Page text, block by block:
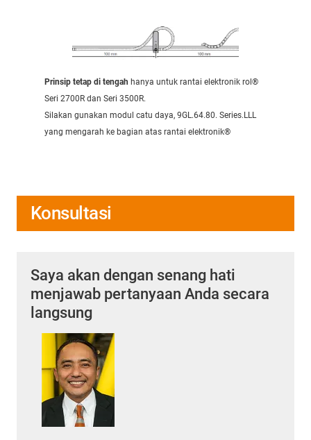
Prinsip tetap di tengah hanya untuk rantai elektronik rol®
Seri 2700R dan Seri 3500R.
Silakan gunakan modul catu daya, 9GL.64.80. Series.LLL
yang mengarah ke bagian atas rantai elektronik®
Konsultasi
Saya akan dengan senang hati
menjawab pertanyaan Anda secara
langsung